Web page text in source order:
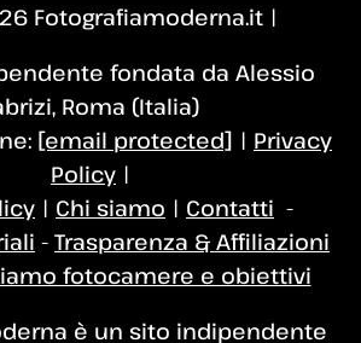
Fotografiamoderna.it |
fondata da Alessio
Roma (Italia)
[email protected] | Privacy
Policy |
| Chi siamo | Contatti -
- Trasparenza & Affiliazioni
fotocamere e obiettivi
è un sito indipendente